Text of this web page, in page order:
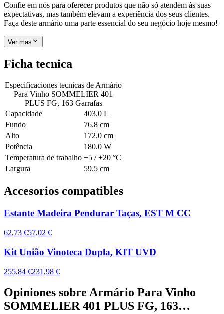
Confie em nós para oferecer produtos que não só atendem às suas
expectativas, mas também elevam a experiência dos seus clientes.
Faça deste armário uma parte essencial do seu negócio hoje mesmo!
Ver mas
Ficha tecnica
Especificaciones tecnicas de Armário
Para Vinho SOMMELIER 401
PLUS FG, 163 Garrafas
Capacidade
403.0 L
Fundo
76.8 cm
Alto
172.0 cm
Potência
180.0 W
Temperatura de trabalho +5 / +20 °C
Largura
59.5 cm
Accesorios compatibles
Estante Madeira Pendurar Taças, EST M CC
62,73 €57,02 €
Kit União Vinoteca Dupla, KIT UVD
255,84 €231,98 €
Opiniones sobre Armário Para Vinho
SOMMELIER 401 PLUS FG, 163…